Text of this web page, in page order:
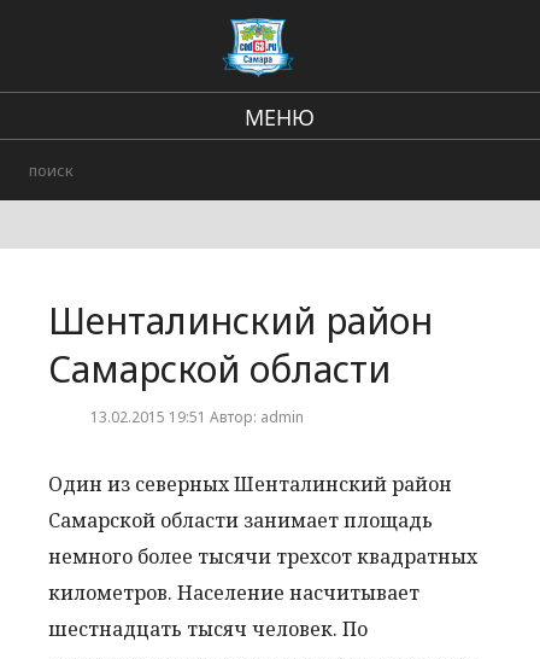
МЕНЮ
Городские события
Шенталинский район
Самарской области
13.02.2015 19:51 Автор: admin
Один из северных Шенталинский район
Самарской области занимает площадь
немного более тысячи трехсот квадратных
километров. Население насчитывает
шестнадцать тысяч человек. По